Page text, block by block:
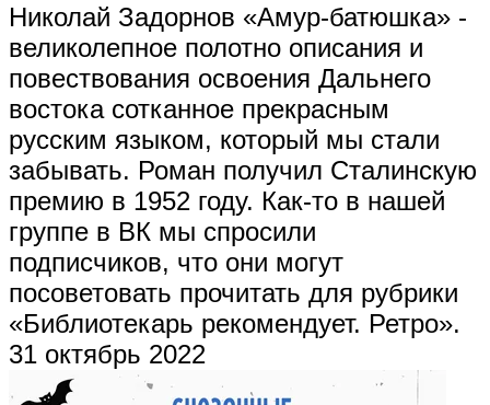
Николай Задорнов «Амур-батюшка» -
великолепное полотно описания и
повествования освоения Дальнего
востока сотканное прекрасным
русским языком, который мы стали
забывать. Роман получил Сталинскую
премию в 1952 году. Как-то в нашей
группе в ВК мы спросили
подписчиков, что они могут
посоветовать прочитать для рубрики
«Библиотекарь рекомендует. Ретро».
31 октябрь 2022